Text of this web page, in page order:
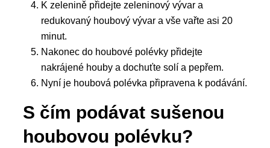
K zelenině přidejte zeleninový vývar a
redukovaný houbový vývar a vše vařte asi 20
minut.
Nakonec do houbové polévky přidejte
nakrájené houby a dochuťte solí a pepřem.
Nyní je houbová polévka připravena k podávání.
S čím podávat sušenou
houbovou polévku?